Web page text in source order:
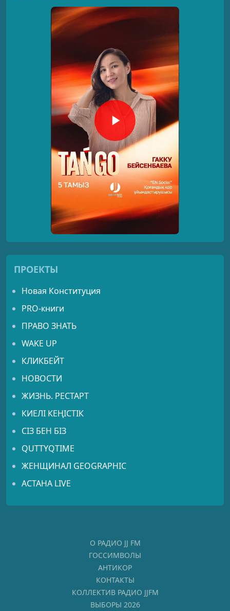
ПРОЕКТЫ
Новая Конституция
PRO-книги
ПРАВО ЗНАТЬ
WAKE UP
КЛИКБЕЙТ
НОВОСТИ
ЖИЗНЬ. РЕСТАРТ
КИЕЛІ КЕҢІСТІК
СІЗ БЕН БІЗ
QUTTYQTIME
ЖЕНЩИНАЛ GEOGRAPHIC
АСТАНА LIVE
О РАДИО JJ FM
ГОССИМВОЛЫ
АНТИКОР
КОНТАКТЫ
КОЛЛЕКТИВ РАДИО JJFM
ВЫБОРЫ 2026